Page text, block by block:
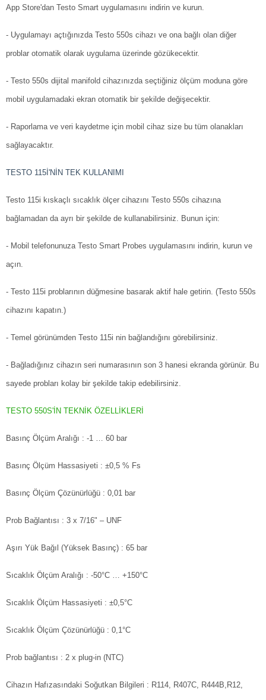
App Store'dan Testo Smart uygulamasını indirin ve kurun.
- Uygulamayı açtığınızda Testo 550s cihazı ve ona bağlı olan diğer
problar otomatik olarak uygulama üzerinde gözükecektir.
- Testo 550s dijital manifold cihazınızda seçtiğiniz ölçüm moduna göre
mobil uygulamadaki ekran otomatik bir şekilde değişecektir.
- Raporlama ve veri kaydetme için mobil cihaz size bu tüm olanakları
sağlayacaktır.
TESTO 115İ'NİN TEK KULLANIMI
Testo 115i kıskaçlı sıcaklık ölçer cihazını Testo 550s cihazına
bağlamadan da ayrı bir şekilde de kullanabilirsiniz. Bunun için:
- Mobil telefonunuza Testo Smart Probes uygulamasını indirin, kurun ve
açın.
- Testo 115i problarının düğmesine basarak aktif hale getirin. (Testo 550s
cihazını kapatın.)
- Temel görünümden Testo 115i nin bağlandığını görebilirsiniz.
- Bağladığınız cihazın seri numarasının son 3 hanesi ekranda görünür. Bu
sayede probları kolay bir şekilde takip edebilirsiniz.
TESTO 550S'İN TEKNİK ÖZELLİKLERİ
Basınç Ölçüm Aralığı : -1 … 60 bar
Basınç Ölçüm Hassasiyeti : ±0,5 % Fs
Basınç Ölçüm Çözünürlüğü : 0,01 bar
Prob Bağlantısı : 3 x 7/16" – UNF
Aşırı Yük Bağıl (Yüksek Basınç) : 65 bar
Sıcaklık Ölçüm Aralığı : -50°C … +150°C
Sıcaklık Ölçüm Hassasiyeti : ±0,5°C
Sıcaklık Ölçüm Çözünürlüğü : 0,1°C
Prob bağlantısı : 2 x plug-in (NTC)
Cihazın Hafızasındaki Soğutkan Bilgileri : R114, R407C, R444B,R12,